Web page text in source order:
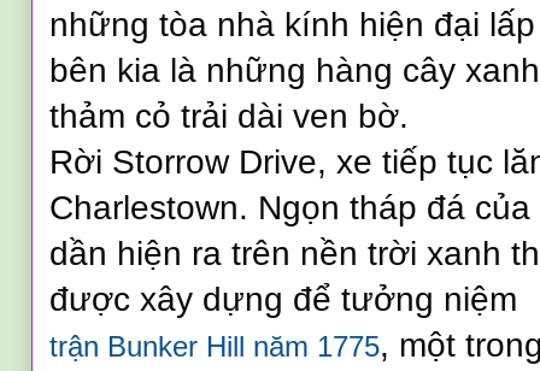
những tòa nhà kính hiện đại
bên kia là những hàng cây
thảm cỏ trải dài ven bờ.
Rời Storrow Drive, xe tiếp tục
Charlestown. Ngọn tháp đá của
dần hiện ra trên nền trời xanh
được xây dựng để tưởng niệm
trận Bunker Hill năm 1775, một